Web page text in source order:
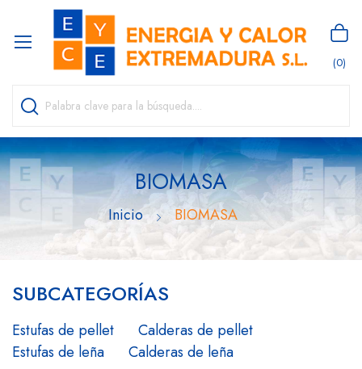
(0)
BIOMASA
Inicio BIOMASA
SUBCATEGORÍAS
Estufas de pellet
Calderas de pellet
Estufas de leña
Calderas de leña